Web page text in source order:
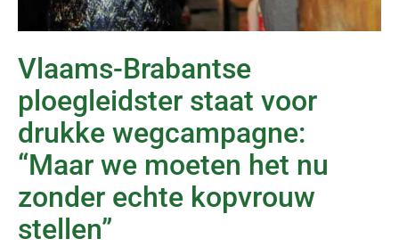
Vlaams-Brabantse
ploegleidster staat voor
drukke wegcampagne:
“Maar we moeten het nu
zonder echte kopvrouw
stellen”